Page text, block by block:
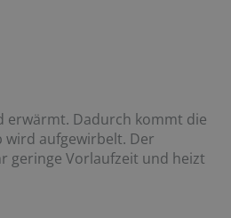
erwärmt. Dadurch kommt die
wird aufgewirbelt. Der
geringe Vorlaufzeit und heizt